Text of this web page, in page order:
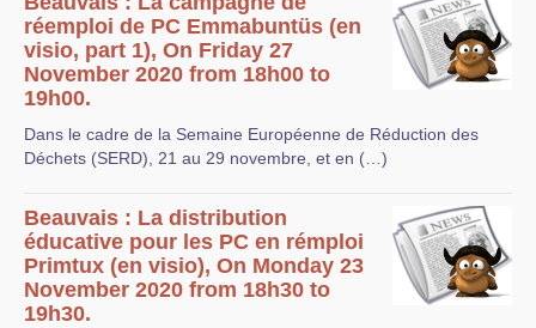
réemploi de PC Emmabuntüs (en
visio, part 1), On Friday 27
November 2020 from 18h00 to
19h00.
Dans le cadre de la Semaine Européenne de Réduction des
Déchets (SERD), 21 au 29 novembre, et en (…)
Beauvais : La distribution
éducative pour les PC en rémploi
Primtux (en visio), On Monday 23
November 2020 from 18h30 to
19h30.